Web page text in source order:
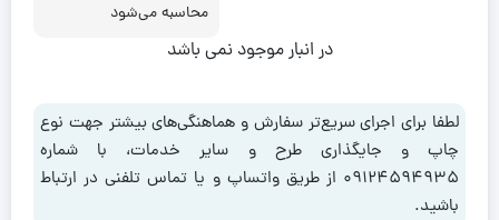
محاسبه می‌شود
در انبار موجود نمی باشد
لطفا برای اجرای سریع‌تر سفارش و هماهنگی‌های بیشتر جهت نوع
چاپ و جایگذاری طرح و سایر خدمات، با شماره
۰۹۱۲۴۵۹۴۹۳۵ از طریق واتساپ و یا تماس تلفنی در ارتباط
باشید.